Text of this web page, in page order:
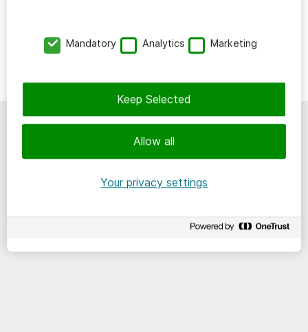
Som eShop-kund kan du
börja använda My Atea direkt
Logga in
Mandatory Analytics Marketing
Allow all
Keep Selected
Your privacy settings